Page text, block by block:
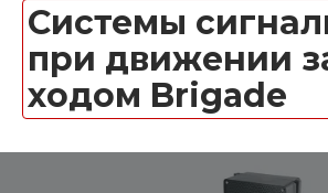
Системы
при движении
ходом Brigade